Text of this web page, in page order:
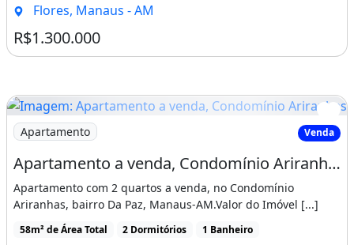
Flores, Manaus - AM
R$1.300.000
Imagem: Apartamento a venda, Condomínio Ariranhas
Apartamento Venda
Apartamento a venda, Condomínio Ariranhas, bairro Flores, Manaus
Apartamento com 2 quartos a venda, no Condomínio
Ariranhas, bairro Da Paz, Manaus-AM.Valor do Imóvel [...]
58m² de Área Total 2 Dormitórios 1 Banheiro